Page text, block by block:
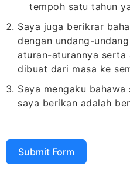
tempoh satu tahun
Saya juga berikrar
dengan undang-
aturan-aturannya serta
dibuat dari masa ke
Saya mengaku
saya berikan adalah
Submit Form